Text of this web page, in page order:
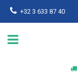
+32 3 633 87 40